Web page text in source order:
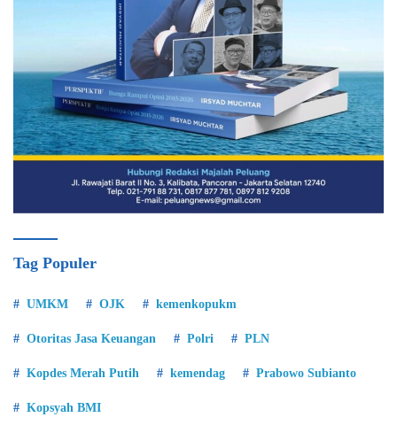
Tag Populer
UMKM OJK kemenkopukm
Otoritas Jasa Keuangan Polri PLN
Kopdes Merah Putih kemendag Prabowo Subianto
Kopsyah BMI